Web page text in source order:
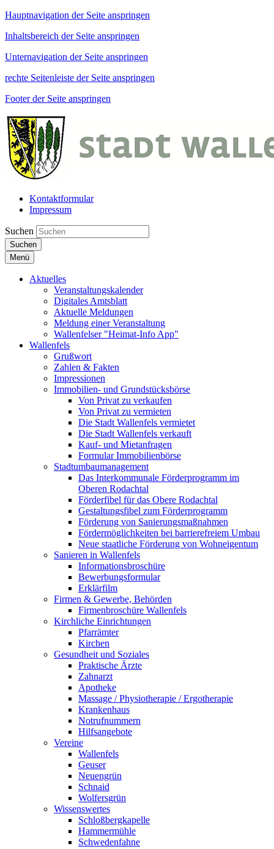
Hauptnavigation der Seite anspringen
Inhaltsbereich der Seite anspringen
Unternavigation der Seite anspringen
rechte Seitenleiste der Seite anspringen
Footer der Seite anspringen
Kontaktformular
Impressum
Suchen
Suchen
Menü
Aktuelles
Veranstaltungskalender
Digitales Amtsblatt
Aktuelle Meldungen
Meldung einer Veranstaltung
Wallenfelser "Heimat-Info App"
Wallenfels
Grußwort
Zahlen & Fakten
Impressionen
Immobilien- und Grundstücksbörse
Von Privat zu verkaufen
Von Privat zu vermieten
Die Stadt Wallenfels vermietet
Die Stadt Wallenfels verkauft
Kauf- und Mietanfragen
Formular Immobilienbörse
Stadtumbaumanagement
Das Interkommunale Förderprogramm im
Oberen Rodachtal
Förderfibel für das Obere Rodachtal
Gestaltungsfibel zum Förderprogramm
Förderung von Sanierungsmaßnahmen
Fördermöglichkeiten bei barrierefreiem Umbau
Neue staatliche Förderung von Wohneigentum
Sanieren in Wallenfels
Informationsbroschüre
Bewerbungsformular
Erklärfilm
Firmen & Gewerbe, Behörden
Firmenbroschüre Wallenfels
Kirchliche Einrichtungen
Pfarrämter
Kirchen
Gesundheit und Soziales
Praktische Ärzte
Zahnarzt
Apotheke
Massage / Physiotherapie / Ergotherapie
Krankenhaus
Notrufnummern
Hilfsangebote
Vereine
Wallenfels
Geuser
Neuengrün
Schnaid
Wolfersgrün
Wissenswertes
Schloßbergkapelle
Hammermühle
Schwedenfahne